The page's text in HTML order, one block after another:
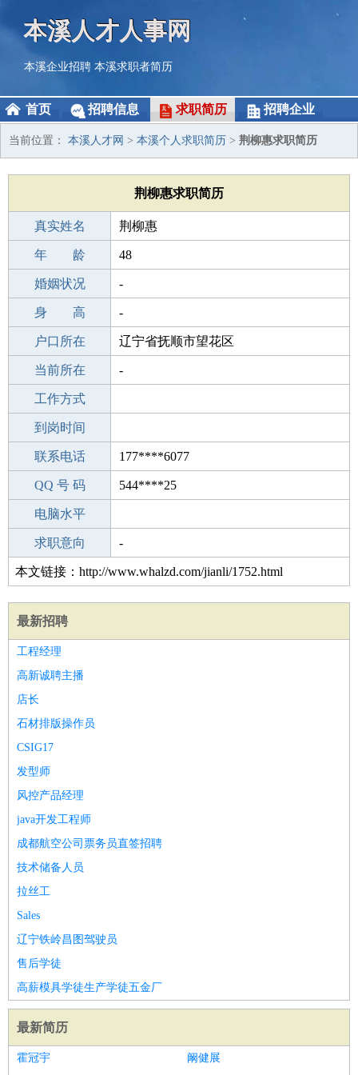
本溪人才人事网
本溪企业招聘 本溪求职者简历
首页 招聘信息 求职简历 招聘企业
当前位置： 本溪人才网 > 本溪个人求职简历 > 荆柳惠求职简历
荆柳惠求职简历
真实姓名 荆柳惠
性 别 女
年 龄 48
出生年月 1978-05-14
婚姻状况 -
学 历 初中
身 高 -
毕业学校 临沂育英文化武术学校
户口所在 辽宁省抚顺市望花区
所学专业 -
当前所在 -
工作经验
工作方式
驾 照
到岗时间
期望月薪
联系电话 177****6077
手机号码 177****6077
QQ 号 码 544****25
微信号码
电脑水平
外语水平
求职意向 -
本文链接：http://www.whalzd.com/jianli/1752.html
最新招聘
工程经理
高新诚聘主播
店长
石材排版操作员
CSIG17
发型师
风控产品经理
java开发工程师
成都航空公司票务员直签招聘
技术储备人员
拉丝工
Sales
辽宁铁岭昌图驾驶员
售后学徒
高薪模具学徒生产学徒五金厂
最新简历
霍冠宇 阚健展